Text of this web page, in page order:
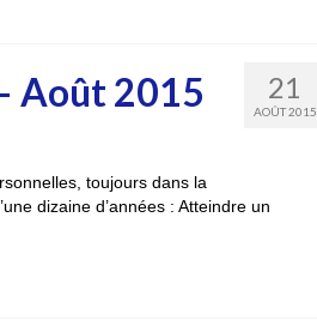
21
AOÛT 2015
Août 2015
toujours dans la
dizaine d’années : Atteindre un